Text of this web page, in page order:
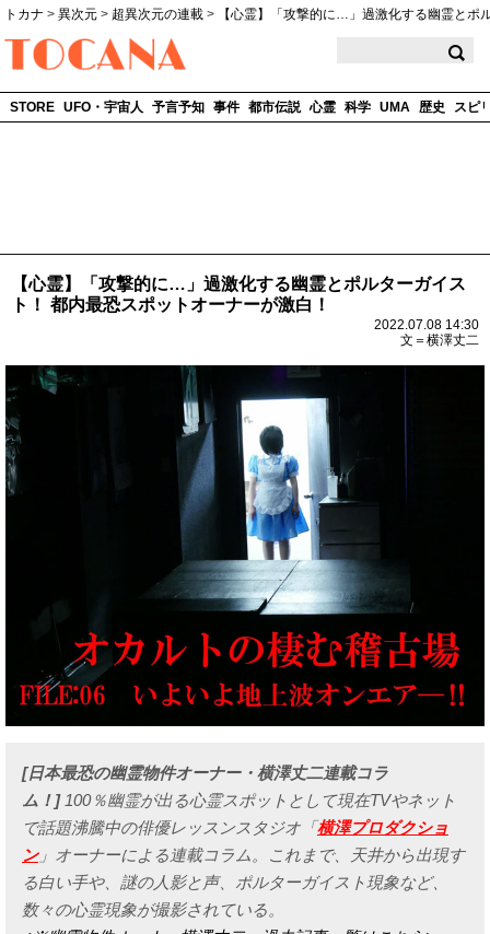
トカナ > 異次元 > 超異次元の連載 >
【心霊】「攻撃的に…」過激化する幽霊とポ
STORE UFO・宇宙人 予言予知 事件 都市伝説 心霊 科学 UMA 歴史 スピ
【心霊】「攻撃的に…」過激化する幽霊とポルターガイス
ト！ 都内最恐スポットオーナーが激白！
2022.07.08 14:30
文＝横澤丈二
[日本最恐の幽霊物件オーナー・横澤丈二連載コラ
ム！] 100％幽霊が出る心霊スポットとして現在TVやネット
で話題沸騰中の俳優レッスンスタジオ「横澤プロダクショ
ン」オーナーによる連載コラム。これまで、天井から出現す
る白い手や、謎の人影と声、ポルターガイスト現象など、
数々の心霊現象が撮影されている。